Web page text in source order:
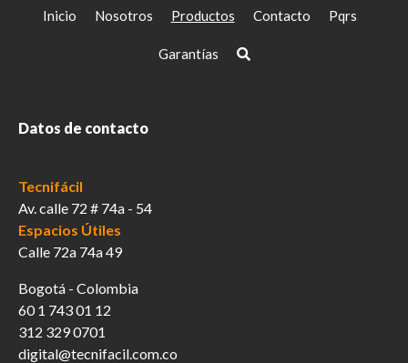
Inicio Nosotros Productos Contacto Pqrs
Garantías
Datos de contacto
Tecnifácil
Av. calle 72 # 74a - 54
Espacios Útiles
Calle 72a 74a 49
Bogotá - Colombia
60 1 743 01 12
312 329 0701
digital@tecnifacil.com.co